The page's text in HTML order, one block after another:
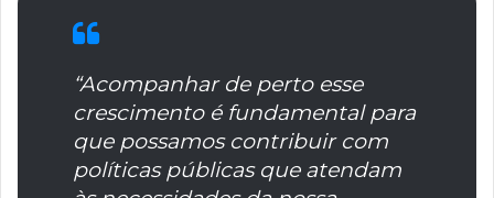
“Acompanhar de perto esse
crescimento é fundamental para
que possamos contribuir com
políticas públicas que atendam